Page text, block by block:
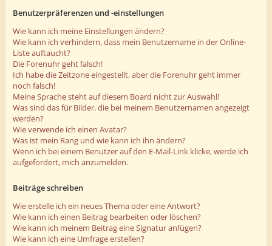
Benutzerpräferenzen und -einstellungen
Wie kann ich meine Einstellungen ändern?
Wie kann ich verhindern, dass mein Benutzername in der Online-
Liste auftaucht?
Die Forenuhr geht falsch!
Ich habe die Zeitzone eingestellt, aber die Forenuhr geht immer
noch falsch!
Meine Sprache steht auf diesem Board nicht zur Auswahl!
Was sind das für Bilder, die bei meinem Benutzernamen angezeigt
werden?
Wie verwende ich einen Avatar?
Was ist mein Rang und wie kann ich ihn ändern?
Wenn ich bei einem Benutzer auf den E-Mail-Link klicke, werde ich
aufgefordert, mich anzumelden.
Beiträge schreiben
Wie erstelle ich ein neues Thema oder eine Antwort?
Wie kann ich einen Beitrag bearbeiten oder löschen?
Wie kann ich meinem Beitrag eine Signatur anfügen?
Wie kann ich eine Umfrage erstellen?